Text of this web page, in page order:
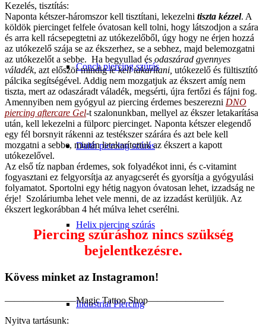
Conch piercing szúrás
Daith piercing szúrás
Helix piercing szúrás
Industrial Piercing
Kezelés, tisztítás:
Naponta kétszer-háromszor kell tisztítani, lekezelni tiszta kézzel. A
köldök piercinget felfele óvatosan kell tolni, hogy látszodjon a szára
és arra kell rácsepegtetni az utókezelőből, úgy hogy ne érjen hozzá
az utókezelő szája se az ékszerhez, se a sebhez, majd belemozgatni
az utókezelőt a sebbe. Ha begyullad és odaszárad gyennyes
váladék, azt először mindigle kell takarítani, utókezelő és fültisztító
pálcika segítségével. Addig nem mozgatjuk az ékszert amíg nem
tiszta, mert az odaszáradt váladék, megsérti, újra fertőzi és fájni fog.
Amennyiben nem gyógyul az piercing érdemes beszerezni DNO
piercing aftercare Gel-t szalonunkban, mellyel az ékszer letakarítása
után, kell lekezelni a fülporc piercinget. Naponta kétszer elegendő
egy fél borsnyit rákenni az testékszer szárára és azt bele kell
mozgatni a sebbe, miután letakarítottuk az ékszert a kapott
utókezelővel.
Az első tíz napban érdemes, sok folyadékot inni, és c-vitamint
fogyasztani ez felgyorsítja az anyagcserét és gyorsítja a gyógyulási
folyamatot. Sportolni egy hétig nagyon óvatosan lehet, izzadság ne
érje! Szoláriumba lehet vele menni, de az izzadást kerüljük. Az
ékszert legkorábban 4 hét múlva lehet cserélni.
Piercing szúráshoz nincs szükség
bejelentkezésre.
Kövess minket az Instagramon!
———————–Magic Tattoo Shop————————
Nyitva tartásunk: